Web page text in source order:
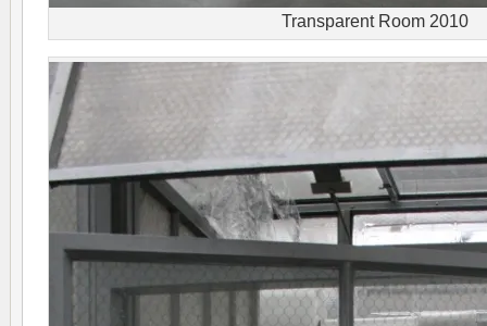
Transparent Room 2010